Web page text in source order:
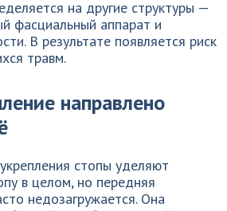
на другие структуры —
фасциальный аппарат и
В результате появляется риск
травм.
направлено
стопы уделяют
в целом, но передняя
недозагружается. Она